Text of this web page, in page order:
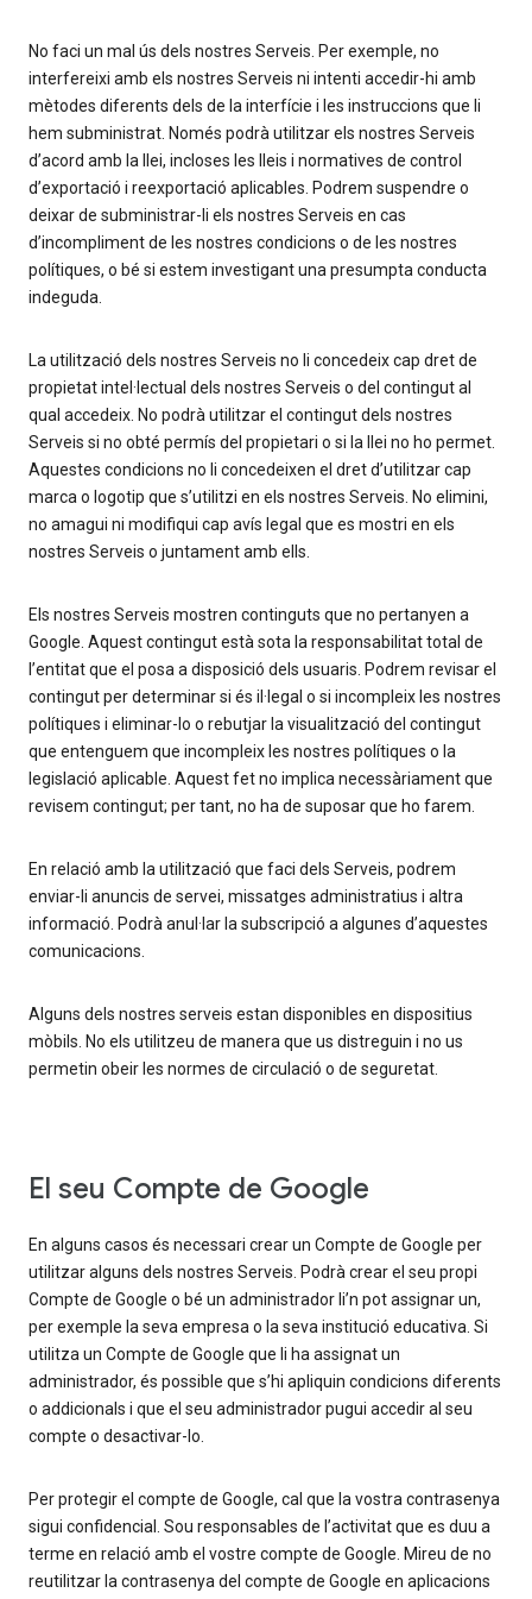
No faci un mal ús dels nostres Serveis. Per exemple, no
interfereixi amb els nostres Serveis ni intenti accedir-hi amb
mètodes diferents dels de la interfície i les instruccions que li
hem subministrat. Només podrà utilitzar els nostres Serveis
d’acord amb la llei, incloses les lleis i normatives de control
d’exportació i reexportació aplicables. Podrem suspendre o
deixar de subministrar-li els nostres Serveis en cas
d’incompliment de les nostres condicions o de les nostres
polítiques, o bé si estem investigant una presumpta conducta
indeguda.
La utilització dels nostres Serveis no li concedeix cap dret de
propietat intel·lectual dels nostres Serveis o del contingut al
qual accedeix. No podrà utilitzar el contingut dels nostres
Serveis si no obté permís del propietari o si la llei no ho permet.
Aquestes condicions no li concedeixen el dret d’utilitzar cap
marca o logotip que s’utilitzi en els nostres Serveis. No elimini,
no amagui ni modifiqui cap avís legal que es mostri en els
nostres Serveis o juntament amb ells.
Els nostres Serveis mostren continguts que no pertanyen a
Google. Aquest contingut està sota la responsabilitat total de
l’entitat que el posa a disposició dels usuaris. Podrem revisar el
contingut per determinar si és il·legal o si incompleix les nostres
polítiques i eliminar-lo o rebutjar la visualització del contingut
que entenguem que incompleix les nostres polítiques o la
legislació aplicable. Aquest fet no implica necessàriament que
revisem contingut; per tant, no ha de suposar que ho farem.
En relació amb la utilització que faci dels Serveis, podrem
enviar-li anuncis de servei, missatges administratius i altra
informació. Podrà anul·lar la subscripció a algunes d’aquestes
comunicacions.
Alguns dels nostres serveis estan disponibles en dispositius
mòbils. No els utilitzeu de manera que us distreguin i no us
permetin obeir les normes de circulació o de seguretat.
El seu Compte de Google
En alguns casos és necessari crear un Compte de Google per
utilitzar alguns dels nostres Serveis. Podrà crear el seu propi
Compte de Google o bé un administrador li’n pot assignar un,
per exemple la seva empresa o la seva institució educativa. Si
utilitza un Compte de Google que li ha assignat un
administrador, és possible que s’hi apliquin condicions diferents
o addicionals i que el seu administrador pugui accedir al seu
compte o desactivar-lo.
Per protegir el compte de Google, cal que la vostra contrasenya
sigui confidencial. Sou responsables de l’activitat que es duu a
terme en relació amb el vostre compte de Google. Mireu de no
reutilitzar la contrasenya del compte de Google en aplicacions